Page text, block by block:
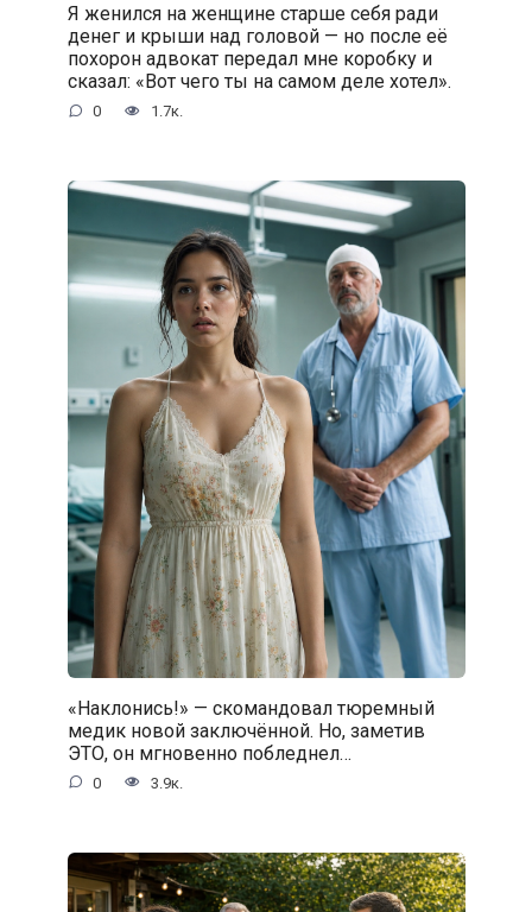
Я женился на женщине старше себя ради
денег и крыши над головой — но после её
похорон адвокат передал мне коробку и
сказал: «Вот чего ты на самом деле хотел».
0 1.7к.
«Наклонись!» — скомандовал тюремный
медик новой заключённой. Но, заметив
ЭТО, он мгновенно побледнел…
0 3.9к.